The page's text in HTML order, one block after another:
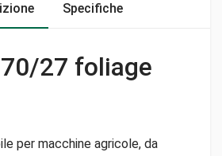
Specifiche
27 foliage
per macchine agricole, da